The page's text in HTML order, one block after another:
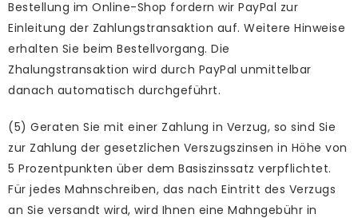
Bestellung im Online-Shop fordern wir PayPal zur
Einleitung der Zahlungstransaktion auf. Weitere Hinweise
erhalten Sie beim Bestellvorgang. Die
Zhalungstransaktion wird durch PayPal unmittelbar
danach automatisch durchgeführt.
(5) Geraten Sie mit einer Zahlung in Verzug, so sind Sie
zur Zahlung der gesetzlichen Verszugszinsen in Höhe von
5 Prozentpunkten über dem Basiszinssatz verpflichtet.
Für jedes Mahnschreiben, das nach Eintritt des Verzugs
an Sie versandt wird, wird Ihnen eine Mahngebühr in